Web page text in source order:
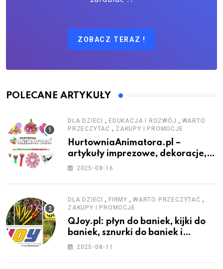
ZOBACZ TERAZ !
POLECANE ARTYKUŁY
DLA DZIECI , EDUKACJA I ROZWÓJ , WARTO
PRZECZYTAĆ , ZAKUPY I PROMOCJE
HurtowniaAnimatora.pl –
artykuły imprezowe, dekoracje,
stroje i akcesoria dla animatorów
2025-08-16
DLA DZIECI , FIRMY , WARTO PRZECZYTAĆ ,
ZAKUPY I PROMOCJE
QJoy.pl: płyn do baniek, kijki do
baniek, sznurki do baniek i
zestawy do baniek
2025-08-11